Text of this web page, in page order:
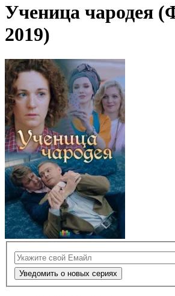
Ученица чародея
2019)
Уведомить о новых сериях